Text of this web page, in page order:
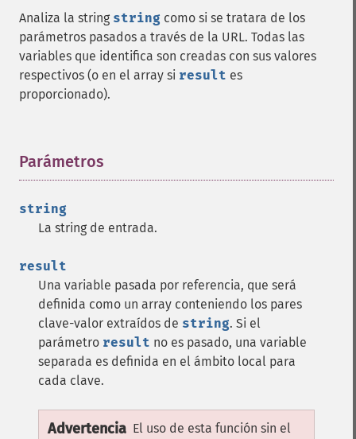
Analiza la string string como si se tratara de los
parámetros pasados a través de la URL. Todas las
variables que identifica son creadas con sus valores
respectivos (o en el array si result es
proporcionado).
Parámetros
string
La string de entrada.
result
Una variable pasada por referencia, que será
definida como un array conteniendo los pares
clave-valor extraídos de string. Si el
parámetro result no es pasado, una variable
separada es definida en el ámbito local para
cada clave.
Advertencia El uso de esta función sin el